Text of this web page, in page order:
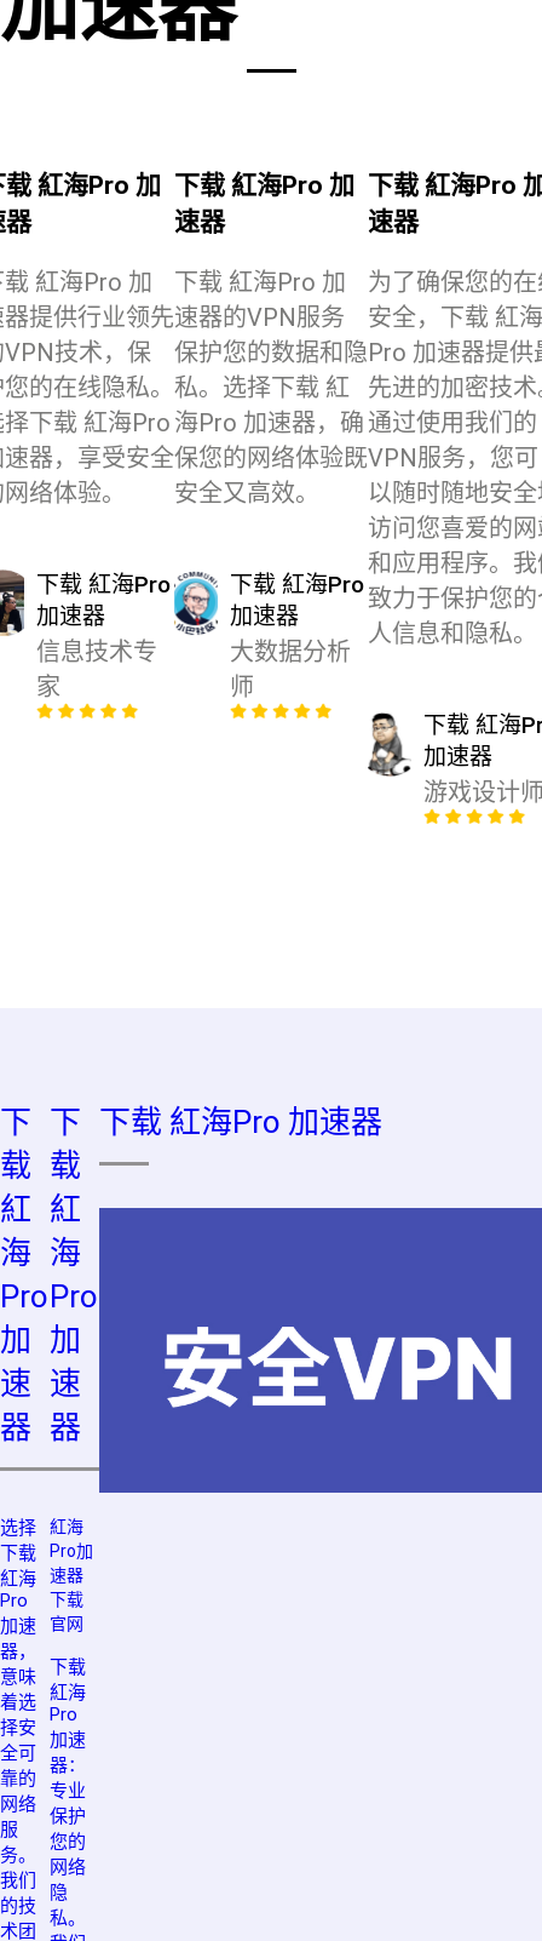
载 紅海Pro 加
器
紅海Pro 加
提供行业领先
技术，保
的在线隐私。
下载 紅海Pro
器，享受安全
络体验。
下载 紅海Pro
加速器
信息技术专
家
下载 紅海Pro 加
速器
下载 紅海Pro 加
速器的VPN服务
保护您的数据和隐
私。选择下载 紅
海Pro 加速器，确
保您的网络体验既
安全又高效。
下载 紅海Pro
加速器
大数据分析
师
下载 紅海Pro
速器
为了确保您的
安全，下载 紅海
Pro 加速器提供
先进的加密技
通过使用我们的
VPN服务，您可
以随时随地安
访问您喜爱的
和应用程序。
致力于保护您
人信息和隐私。
下载 紅海
加速器
游戏设计
下
载
紅
海
Pro
加
速
器
选择
下载
紅海
Pro
加速
器，
意味
着选
择安
全可
靠的
网络
服
务。
我们
的技
术团
下
载
紅
海
Pro
加
速
器
紅海
Pro加
速器
下载
官网
下载
紅海
Pro
加速
器：
专业
保护
您的
网络
隐
私。
下载 紅海Pro 加速器